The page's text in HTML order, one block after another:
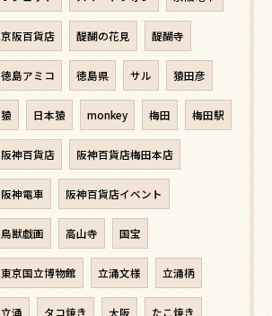
京阪百貨店 醍醐の花見 醍醐寺
徳島アミコ 徳島県 サル 猿田彦
猿 日本猿 monkey 梅田 梅田駅
阪神百貨店 阪神百貨店梅田本店
阪神電車 阪神百貨店イベント
鳥獣戯画 高山寺 国宝
東京国立博物館 立涌文様 立涌柄
立涌 タコ焼き 大阪 たこ焼き